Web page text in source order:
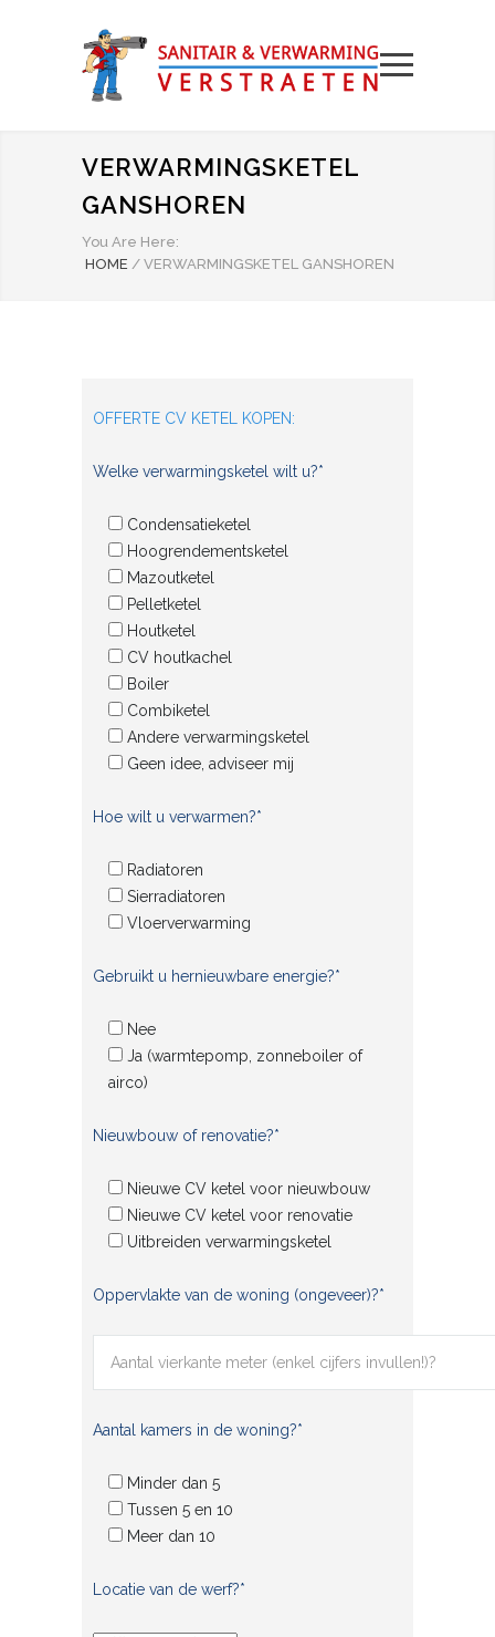
VERWARMINGSKETEL
GANSHOREN
You Are Here:
HOME / VERWARMINGSKETEL GANSHOREN
OFFERTE CV KETEL KOPEN:
Welke verwarmingsketel wilt u?*
Condensatieketel
Hoogrendementsketel
Mazoutketel
Pelletketel
Houtketel
CV houtkachel
Boiler
Combiketel
Andere verwarmingsketel
Geen idee, adviseer mij
Hoe wilt u verwarmen?*
Radiatoren
Sierradiatoren
Vloerverwarming
Gebruikt u hernieuwbare energie?*
Nee
Ja (warmtepomp, zonneboiler of
airco)
Nieuwbouw of renovatie?*
Nieuwe CV ketel voor nieuwbouw
Nieuwe CV ketel voor renovatie
Uitbreiden verwarmingsketel
Oppervlakte van de woning (ongeveer)?*
Aantal kamers in de woning?*
Minder dan 5
Tussen 5 en 10
Meer dan 10
Locatie van de werf?*